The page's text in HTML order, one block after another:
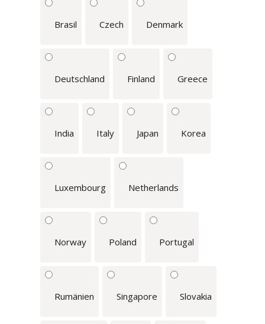
Brasil Czech Denmark
Deutschland Finland Greece
India Italy Japan Korea
Luxembourg Netherlands
Norway Poland Portugal
Rumänien Singapore Slovakia